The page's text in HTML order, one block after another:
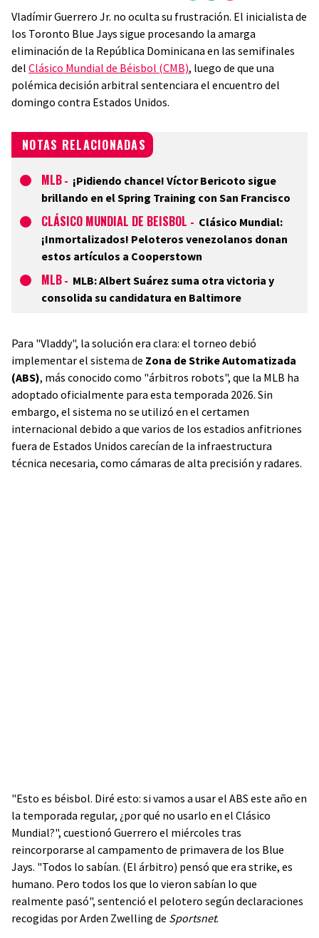
Vladímir Guerrero Jr. no oculta su frustración. El inicialista de
los Toronto Blue Jays sigue procesando la amarga
eliminación de la República Dominicana en las semifinales
del Clásico Mundial de Béisbol (CMB), luego de que una
polémica decisión arbitral sentenciara el encuentro del
domingo contra Estados Unidos.
NOTAS RELACIONADAS
MLB - ¡Pidiendo chance! Víctor Bericoto sigue
brillando en el Spring Training con San Francisco
CLÁSICO MUNDIAL DE BEISBOL - Clásico Mundial:
¡Inmortalizados! Peloteros venezolanos donan
estos artículos a Cooperstown
MLB - MLB: Albert Suárez suma otra victoria y
consolida su candidatura en Baltimore
Para "Vladdy", la solución era clara: el torneo debió
implementar el sistema de Zona de Strike Automatizada
(ABS), más conocido como "árbitros robots", que la MLB ha
adoptado oficialmente para esta temporada 2026. Sin
embargo, el sistema no se utilizó en el certamen
internacional debido a que varios de los estadios anfitriones
fuera de Estados Unidos carecían de la infraestructura
técnica necesaria, como cámaras de alta precisión y radares.
"Esto es béisbol. Diré esto: si vamos a usar el ABS este año en
la temporada regular, ¿por qué no usarlo en el Clásico
Mundial?", cuestionó Guerrero el miércoles tras
reincorporarse al campamento de primavera de los Blue
Jays. "Todos lo sabían. (El árbitro) pensó que era strike, es
humano. Pero todos los que lo vieron sabían lo que
realmente pasó", sentenció el pelotero según declaraciones
recogidas por Arden Zwelling de Sportsnet.